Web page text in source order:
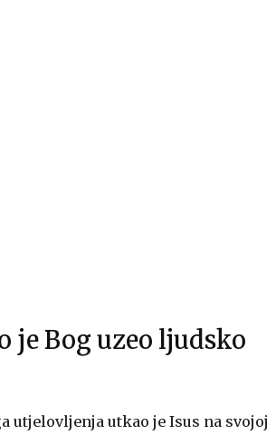
je Bog uzeo ljudsko
utjelovljenja utkao je Isus na svojoj